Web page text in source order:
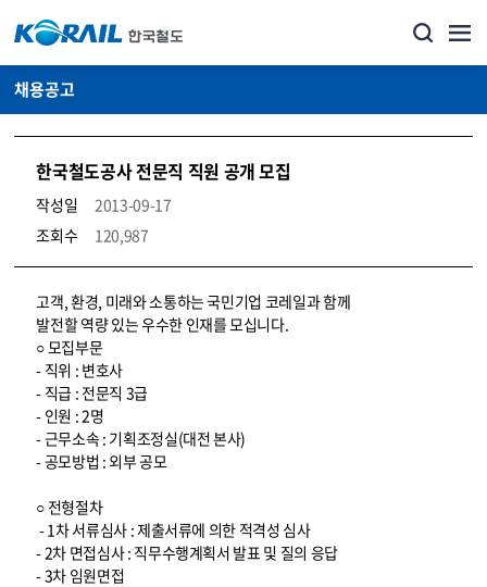
채용공고
한국철도공사 전문직 직원 공개 모집
작성일
2013-09-17
조회수
120,987
코레일소개_경영공시_채용공고 상세보기 – 내용, 파일, 담당자 연락처로 구성
고객, 환경, 미래와 소통하는 국민기업 코레일과 함께
발전할 역량 있는 우수한 인재를 모십니다.
○ 모집부문
- 직위 : 변호사
- 직급 : 전문직 3급
- 인원 : 2명
- 근무소속 : 기획조정실(대전 본사)
- 공모방법 : 외부 공모
○ 전형절차
- 1차 서류심사 : 제출서류에 의한 적격성 심사
- 2차 면접심사 : 직무수행계획서 발표 및 질의 응답
- 3차 임원면접